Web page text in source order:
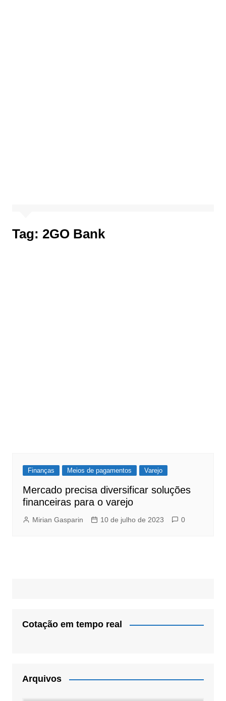
Tag: 2GO Bank
Finanças Meios de pagamentos Varejo
Mercado precisa diversificar soluções
financeiras para o varejo
Mirian Gasparin 10 de julho de 2023 0
Cotação em tempo real
Arquivos